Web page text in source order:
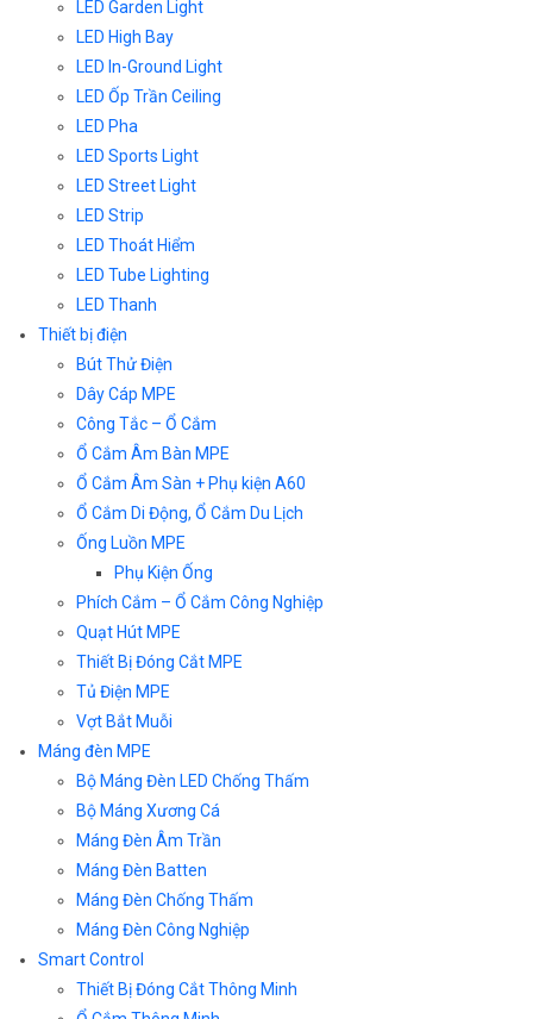
LED Garden Light
LED High Bay
LED In-Ground Light
LED Ốp Trần Ceiling
LED Pha
LED Sports Light
LED Street Light
LED Strip
LED Thoát Hiểm
LED Tube Lighting
LED Thanh
Thiết bị điện
Bút Thử Điện
Dây Cáp MPE
Công Tắc – Ổ Cắm
Ổ Cắm Âm Bàn MPE
Ổ Cắm Âm Sàn + Phụ kiện A60
Ổ Cắm Di Động, Ổ Cắm Du Lịch
Ống Luồn MPE
Phụ Kiện Ống
Phích Cắm – Ổ Cắm Công Nghiệp
Quạt Hút MPE
Thiết Bị Đóng Cắt MPE
Tủ Điện MPE
Vợt Bắt Muỗi
Máng đèn MPE
Bộ Máng Đèn LED Chống Thấm
Bộ Máng Xương Cá
Máng Đèn Âm Trần
Máng Đèn Batten
Máng Đèn Chống Thấm
Máng Đèn Công Nghiệp
Smart Control
Thiết Bị Đóng Cắt Thông Minh